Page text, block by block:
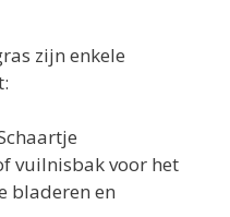
zijn enkele
vuilnisbak voor het
bladeren en